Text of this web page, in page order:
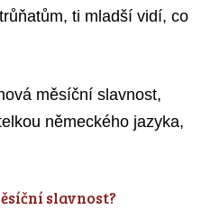
ti mladší vidí, co
měsíční slavnost,
německého jazyka,
slavnost?